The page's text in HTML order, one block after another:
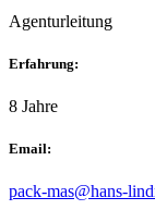
Agenturleitung
Erfahrung:
8 Jahre
Email:
pack-mas@hans-